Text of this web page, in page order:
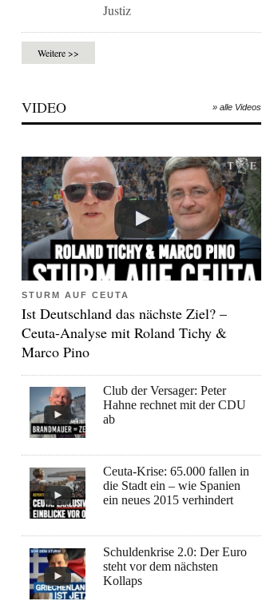
Justiz
Weitere >>
VIDEO » alle Videos
STURM AUF CEUTA
Ist Deutschland das nächste Ziel? –
Ceuta-Analyse mit Roland Tichy &
Marco Pino
Club der Versager: Peter
Hahne rechnet mit der CDU
ab
Ceuta-Krise: 65.000 fallen in
die Stadt ein – wie Spanien
ein neues 2015 verhindert
Schuldenkrise 2.0: Der Euro
steht vor dem nächsten
Kollaps